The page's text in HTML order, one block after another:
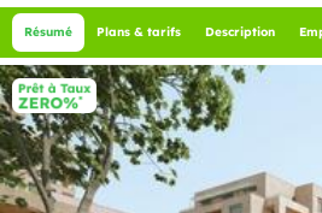
Résumé Plans & tarifs Description
1